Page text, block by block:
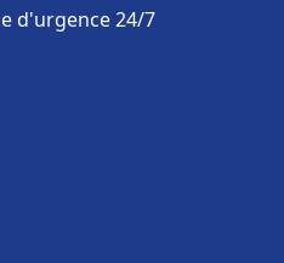
d'urgence 24/7